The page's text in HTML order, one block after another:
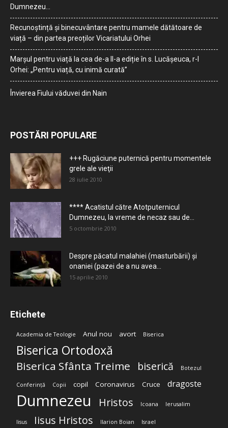
Dumnezeu…
Recunoștință și binecuvântare pentru mamele dătătoare de
viață – din partea preoților Vicariatului Orhei
Marșul pentru viață la cea de-a II-a ediție în s. Lucășeuca, r-l
Orhei: „Pentru viață, cu inimă curată”
Învierea Fiului văduvei din Nain
POSTĂRI POPULARE
+++ Rugăciune puternică pentru momentele
grele ale vieţii
28 iulie 2010
**** Acatistul către Atotputernicul
Dumnezeu, la vreme de necaz sau de...
5 octombrie 2010
Despre păcatul malahiei (masturbării) şi
onaniei (pazei de a nu avea...
15 aprilie 2010
Etichete
Academia de Teologie Anul nou avort Biserica
Biserica Ortodoxă
Biserica Sfânta Treime biserică Botezul
Conferință Copii copil Coronavirus Cruce dragoste
Dumnezeu Hristos Icoana Ierusalim
Iisus Iisus Hristos Ilarion Boian Israel